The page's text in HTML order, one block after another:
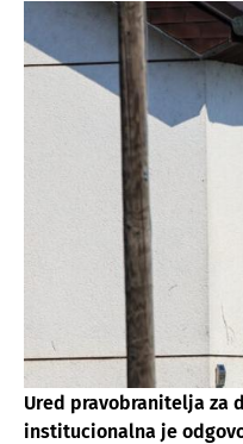
Ured pravobranitelja za
institucionalna je